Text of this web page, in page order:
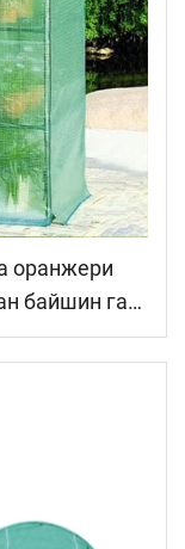
оранжери
байшин ган/
хялбархан